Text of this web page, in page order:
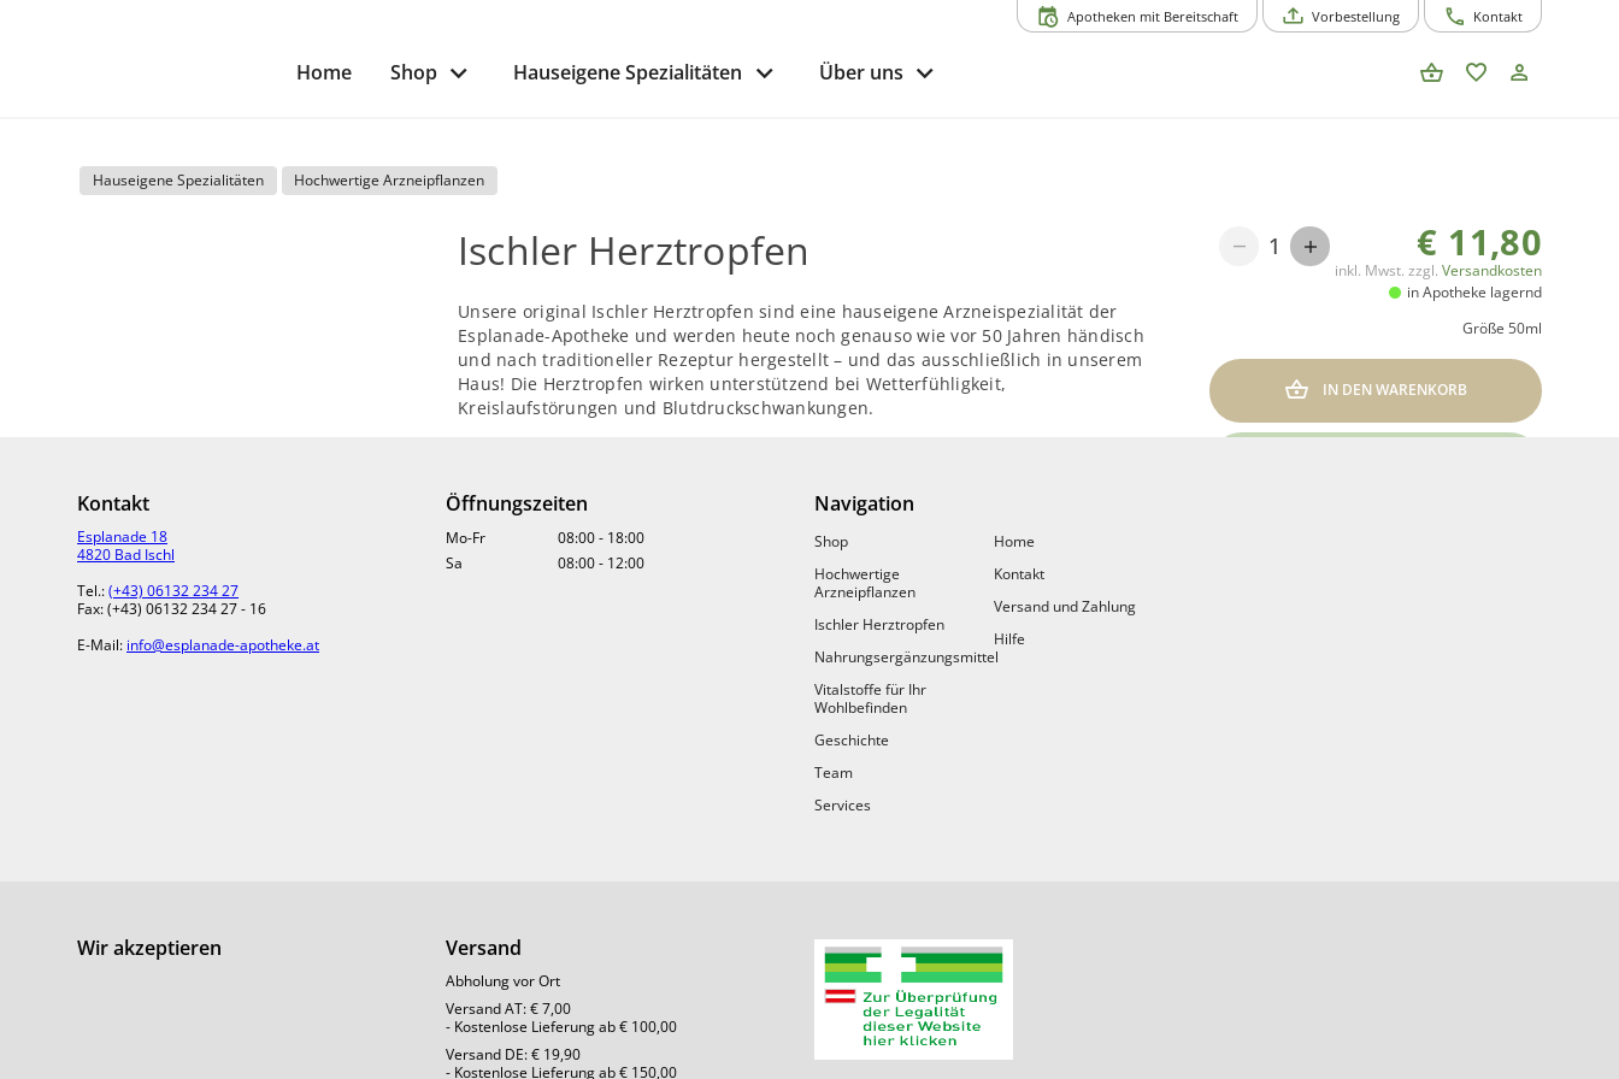
Apotheken mit Bereitschaft Vorbestellung Kontakt
Home Shop Hauseigene Spezialitäten Über uns
Hauseigene Spezialitäten Hochwertige Arzneipflanzen
Ischler Herztropfen
Unsere original Ischler Herztropfen sind eine hauseigene Arzneispezialität der
Esplanade-Apotheke und werden heute noch genauso wie vor 50 Jahren händisch
und nach traditioneller Rezeptur hergestellt – und das ausschließlich in unserem
Haus! Die Herztropfen wirken unterstützend bei Wetterfühligkeit,
Kreislaufstörungen und Blutdruckschwankungen.
Die original Ischler Herztropfen sind eine rein pflanzliche Arzneizubereitung aus
Kardobenediktenkraut, Veilchenkraut, Rosmarinblatt und Orangenblüten. Die
bewährte Rezeptur lindert Herz-Kreislauf-Probleme und gleicht nervös bedingte
Hochwertige Arzneipflanzen
1 € 11,80
inkl. Mwst. zzgl. Versandkosten
in Apotheke lagernd
Größe 50ml
IN DEN WARENKORB
Kontakt
Esplanade 18
4820 Bad Ischl
Tel.:(+43) 06132 234 27
Fax: (+43) 06132 234 27 - 16
E-Mail: info@esplanade-apotheke.at
Öffnungszeiten
Mo-Fr 08:00- 18:00
Sa
08:00- 12:00
Navigation
Shop
Hochwertige
Arzneipflanzen
Ischler Herztropfen
Nahrungsergänzungsmittel
Vitalstoffe für Ihr
Wohlbefinden
Geschichte
Team
Services
Home
Kontakt
Versand und Zahlung
Hilfe
Wir akzeptieren Versand
Abholung vor Ort
Versand AT: € 7,00
- Kostenlose Lieferung ab € 100,00
Versand DE: € 19,90
- Kostenlose Lieferung ab € 150,00